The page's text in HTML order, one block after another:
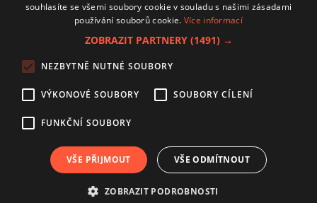
Přihlášením k newsletteru vyjadřujete svůj souhlas spodmínkami
zpracování osobních údajů.
Zásady používání souborů cookies
Autoři
Nastavení cookies
Publikování nebo další šíření obsahu serveru www.investice.cz není možné bez
souhlasíte se všemi soubory cookie v souladu s našimi zásadami
používání souborů cookie. Více informací
ZOBRAZIT PARTNERY (1491) →
NEZBYTNĚ NUTNÉ SOUBORY
VÝKONOVÉ SOUBORY SOUBORY CÍLENÍ
FUNKČNÍ SOUBORY
VŠE PŘIJMOUT VŠE ODMÍTNOUT
ZOBRAZIT PODROBNOSTI